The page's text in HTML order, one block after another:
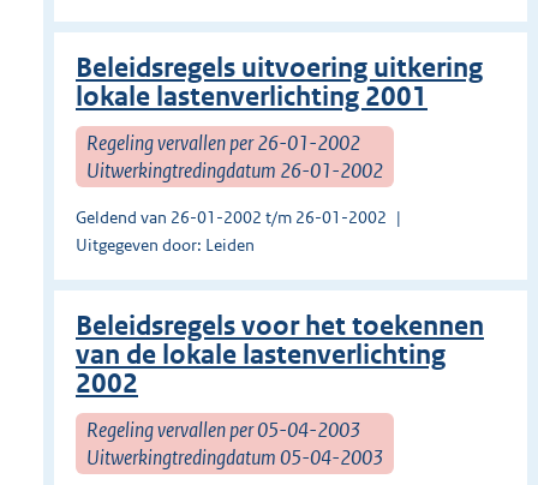
Beleidsregels uitvoering uitkering
lokale lastenverlichting 2001
Regeling vervallen per 26-01-2002
Uitwerkingtredingdatum 26-01-2002
Geldend van 26-01-2002 t/m 26-01-2002
Uitgegeven door: Leiden
Beleidsregels voor het toekennen
van de lokale lastenverlichting
2002
Regeling vervallen per 05-04-2003
Uitwerkingtredingdatum 05-04-2003